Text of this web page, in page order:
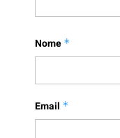
Nome *
Email *